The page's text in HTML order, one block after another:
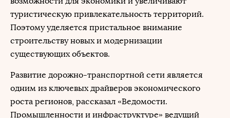
туристическую привлекательность территорий.
Поэтому уделяется пристальное внимание
строительству новых и модернизации
существующих объектов.
Развитие дорожно-транспортной сети является
одним из ключевых драйверов экономического
роста регионов, рассказал «Ведомости.
Промышленности и инфраструктуре» ведущий